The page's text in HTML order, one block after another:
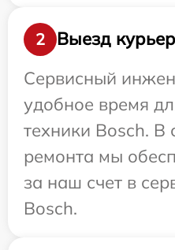
2
Выезд
Сервисный
удобное время
техники Bosch. В
ремонта мы
за наш счет в
Bosch.